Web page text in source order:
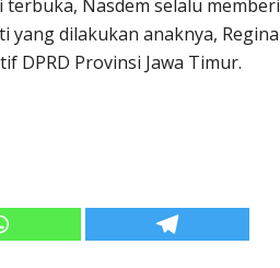
Nasdem selalu memberi
dilakukan anaknya, Regina
DPRD Provinsi Jawa Timur.